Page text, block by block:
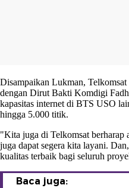
Disampaikan Lukman, Telkomsat
dengan Dirut Bakti Komdigi
kapasitas internet di BTS USO
hingga 5.000 titik.
"Kita juga di Telkomsat
juga dapat segera kita layani.
kualitas terbaik bagi seluruh
Baca juga: